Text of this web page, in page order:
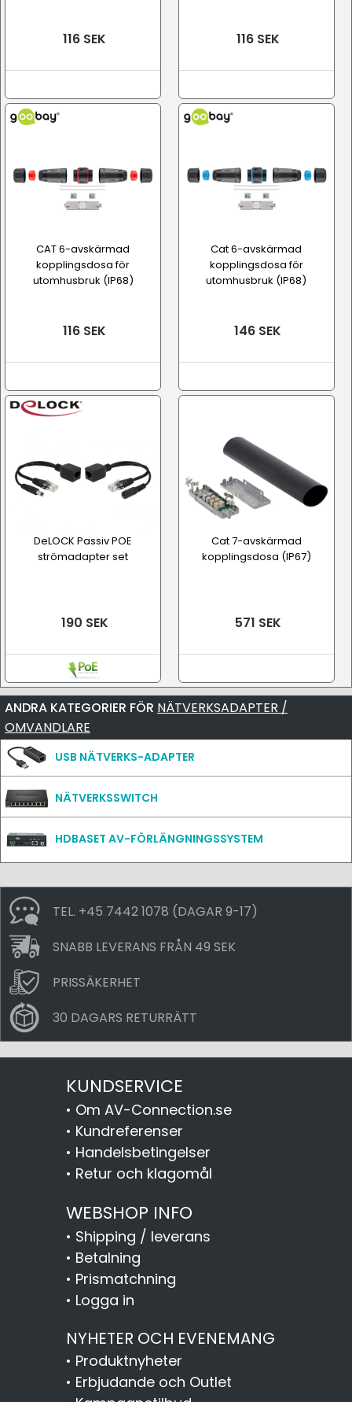
116 SEK 116 SEK
CAT 6-avskärmad
kopplingsdosa för
utomhusbruk (IP68)
116 SEK
Cat 6-avskärmad
kopplingsdosa för
utomhusbruk (IP68)
146 SEK
DeLOCK Passiv POE
strömadapter set
190 SEK
Cat 7-avskärmad
kopplingsdosa (IP67)
571 SEK
ANDRA KATEGORIER FÖR NÄTVERKSADAPTER /
OMVANDLARE
USB NÄTVERKS-ADAPTER
NÄTVERKSSWITCH
HDBASET AV-FÖRLÄNGNINGSSYSTEM
TEL. +45 7442 1078 (DAGAR 9-17)
SNABB LEVERANS FRÅN 49 SEK
PRISSÄKERHET
30 DAGARS RETURRÄTT
KUNDSERVICE
• Om AV-Connection.se
• Kundreferenser
• Handelsbetingelser
• Retur och klagomål
WEBSHOP INFO
• Shipping / leverans
• Betalning
• Prismatchning
• Logga in
NYHETER OCH EVENEMANG
• Produktnyheter
• Erbjudande och Outlet